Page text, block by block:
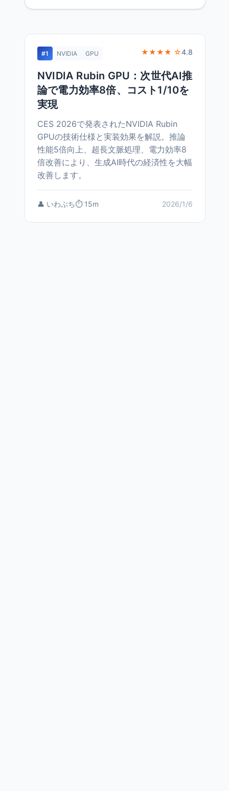
#1 NVIDIA GPU ★★★★ ☆4.8
NVIDIA Rubin GPU：次世代AI推
論で電力効率8倍、コスト1/10を
実現
CES 2026で発表されたNVIDIA Rubin
GPUの技術仕様と実装効果を解説。推論
性能5倍向上、超長文脈処理、電力効率8
倍改善により、生成AI時代の経済性を大幅
改善します。
👤 いわぶち⏱️ 15m 2026/1/6